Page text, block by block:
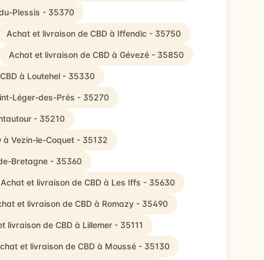
Plessis - 35370
Achat et livraison de CBD à Iffendic - 35750
Achat et livraison de CBD à Gévezé - 35850
à Loutehel - 35330
Léger-des-Prés - 35270
- 35210
Vezin-le-Coquet - 35132
Bretagne - 35360
Achat et livraison de CBD à Les Iffs - 35630
et livraison de CBD à Romazy - 35490
livraison de CBD à Lillemer - 35111
et livraison de CBD à Moussé - 35130